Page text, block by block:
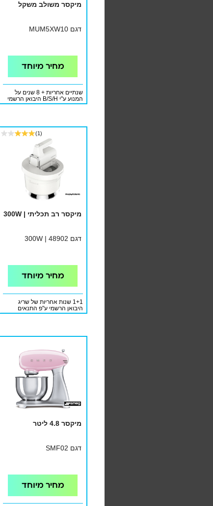
מיקסר משולב משקל
דגם MUM5XW10
מחיר מיוחד
שנתיים אחריות + 8 שנים על
המנוע ע"י B/S/H היבואן הרשמי
(1)
מיקסר רב תכליתי | 300W
דגם 48902 | 300W
מחיר מיוחד
1+1 שנות אחריות של שריג
היבואן הרשמי ע"פ התנאים
המופיעים בתעודת האחריות
מיקסר 4.8 ליטר
דגם SMF02
מחיר מיוחד